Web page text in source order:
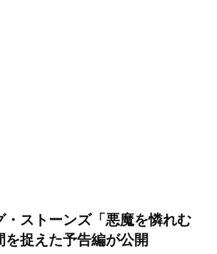
・ストーンズ「悪魔を憐れむ
捉えた予告編が公開